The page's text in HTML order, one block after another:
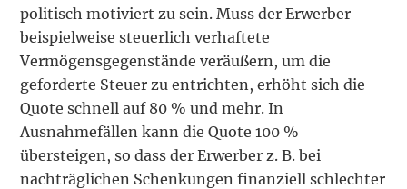
politisch motiviert zu sein. Muss der Erwerber
beispielweise steuerlich verhaftete
Vermögensgegenstände veräußern, um die
geforderte Steuer zu entrichten, erhöht sich die
Quote schnell auf 80 % und mehr. In
Ausnahmefällen kann die Quote 100 %
übersteigen, so dass der Erwerber z. B. bei
nachträglichen Schenkungen finanziell schlechter